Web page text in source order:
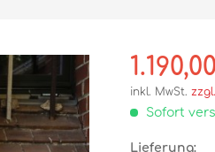
Büro
Raum im Raum
inkl. MwSt.
Sofort
Lieferung: